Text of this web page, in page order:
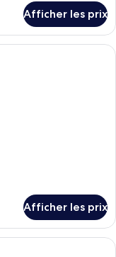
Afficher les prix
d’hôtel avec un lit, un
Afficher les prix
d’hôtel avec un grand